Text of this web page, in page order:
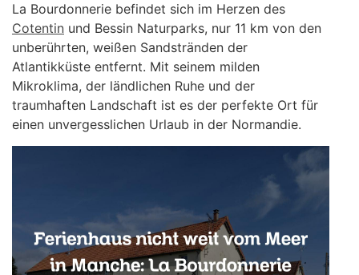
La Bourdonnerie befindet sich im Herzen des
Cotentin und Bessin Naturparks, nur 11 km von den
unberührten, weißen Sandstränden der
Atlantikküste entfernt. Mit seinem milden
Mikroklima, der ländlichen Ruhe und der
traumhaften Landschaft ist es der perfekte Ort für
einen unvergesslichen Urlaub in der Normandie.